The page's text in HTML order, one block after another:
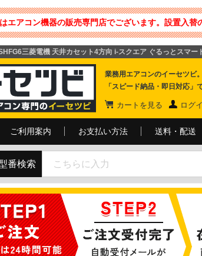
アコン機器の販売専門店でございます。設置入
三菱電機 天井カセット4方向 i-スクエア ぐるっとスマ
業務用エアコンのイーセツビ
「スピード納品・即日対応」
カートを見る ログ
ご利用案内 お支払い方法 送料・配送
番検索